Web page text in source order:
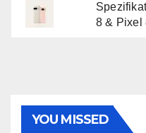
8 & Pixel
YOU MISSED